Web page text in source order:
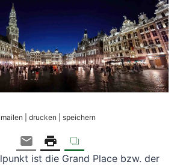
mailen | drucken | speichern
ist die Grand Place bzw. der